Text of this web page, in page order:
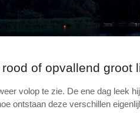
of opvallend groot
volop te zie. De ene dag leek
ontstaan deze verschillen